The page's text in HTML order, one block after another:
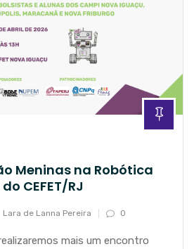
Meninas na Robótica
CEFET/RJ
Lara de Lanna Pereira 0
mais um encontro